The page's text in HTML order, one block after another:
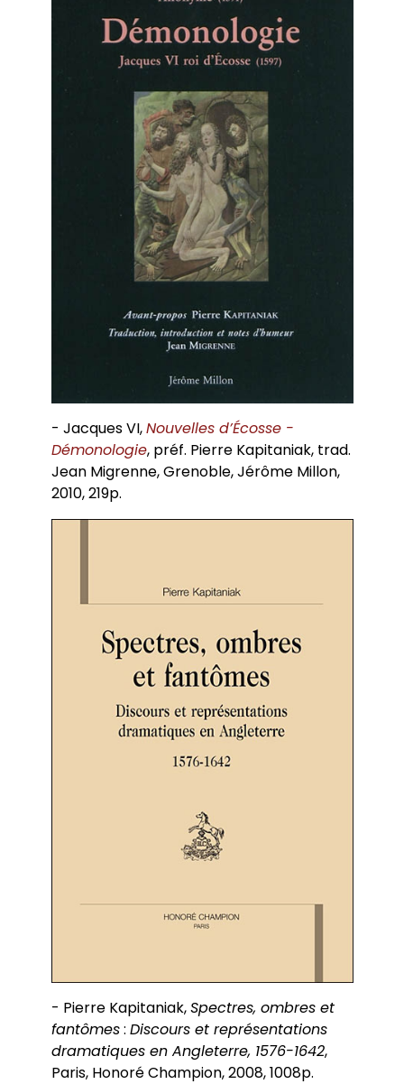
- Jacques VI,Nouvelles d’Écosse -
Démonologie, préf. Pierre Kapitaniak, trad.
Jean Migrenne, Grenoble, Jérôme Millon,
2010, 219p.
- Pierre Kapitaniak,Spectres, ombres et
fantômes: Discours et représentations
dramatiques en Angleterre, 1576-1642,
Paris, Honoré Champion, 2008, 1008p.